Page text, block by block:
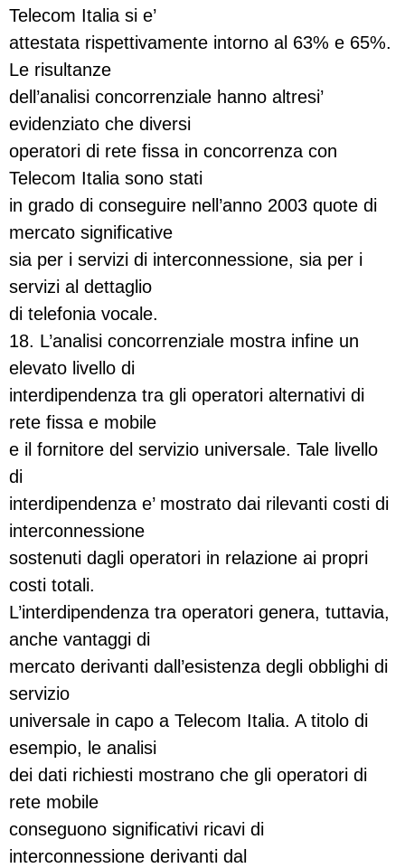
Telecom Italia si e’
attestata rispettivamente intorno al 63% e 65%.
Le risultanze
dell’analisi concorrenziale hanno altresi’
evidenziato che diversi
operatori di rete fissa in concorrenza con
Telecom Italia sono stati
in grado di conseguire nell’anno 2003 quote di
mercato significative
sia per i servizi di interconnessione, sia per i
servizi al dettaglio
di telefonia vocale.
18. L’analisi concorrenziale mostra infine un
elevato livello di
interdipendenza tra gli operatori alternativi di
rete fissa e mobile
e il fornitore del servizio universale. Tale livello
di
interdipendenza e’ mostrato dai rilevanti costi di
interconnessione
sostenuti dagli operatori in relazione ai propri
costi totali.
L’interdipendenza tra operatori genera, tuttavia,
anche vantaggi di
mercato derivanti dall’esistenza degli obblighi di
servizio
universale in capo a Telecom Italia. A titolo di
esempio, le analisi
dei dati richiesti mostrano che gli operatori di
rete mobile
conseguono significativi ricavi di
interconnessione derivanti dal